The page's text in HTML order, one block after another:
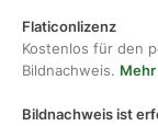
Flaticonlizenz
Kostenlos für den
Bildnachweis.
Bildnachweis ist